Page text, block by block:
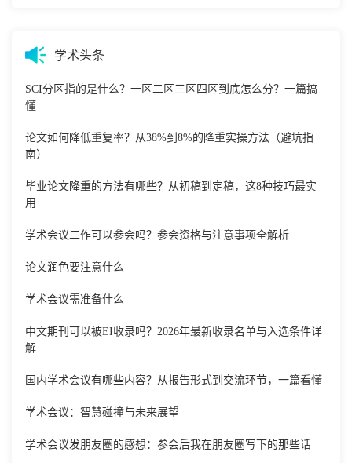
学术头条
SCI分区指的是什么？一区二区三区四区到底怎么分？一篇搞
懂
论文如何降低重复率？从38%到8%的降重实操方法（避坑指
南）
毕业论文降重的方法有哪些？从初稿到定稿，这8种技巧最实
用
学术会议二作可以参会吗？参会资格与注意事项全解析
论文润色要注意什么
学术会议需准备什么
中文期刊可以被EI收录吗？2026年最新收录名单与入选条件详
解
国内学术会议有哪些内容？从报告形式到交流环节，一篇看懂
学术会议：智慧碰撞与未来展望
学术会议发朋友圈的感想：参会后我在朋友圈写下的那些话